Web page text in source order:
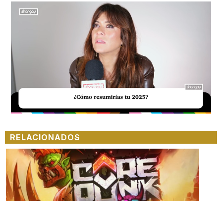
Unmute Loaded:
15.78%
RELACIONADOS